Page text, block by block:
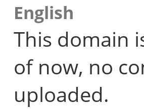
English
This domain
of now, no
uploaded.